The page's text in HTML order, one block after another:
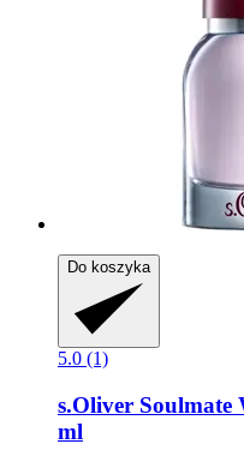
Do koszyka
5.0 (1)
s.Oliver Soulmate
ml